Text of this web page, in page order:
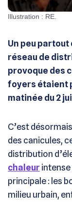
Illustration : RE.
Un peu partout
réseau de
provoque des
foyers étaient
matinée du 2
C’est
des canicules,
distribution
chaleur
principale : les
milieu urbain,